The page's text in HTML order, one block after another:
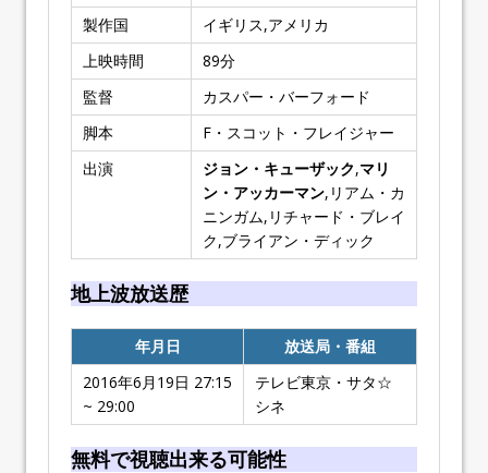
製作国
イギリス,アメリカ
上映時間
89分
監督
カスパー・バーフォード
脚本
F・スコット・フレイジャー
出演
ジョン・キューザック,マリ
ン・アッカーマン,リアム・カ
ニンガム,リチャード・ブレイ
ク,ブライアン・ディック
地上波放送歴
年月日
放送局・番組
2016年6月19日 27:15
~ 29:00
テレビ東京・サタ☆
シネ
無料で視聴出来る可能性